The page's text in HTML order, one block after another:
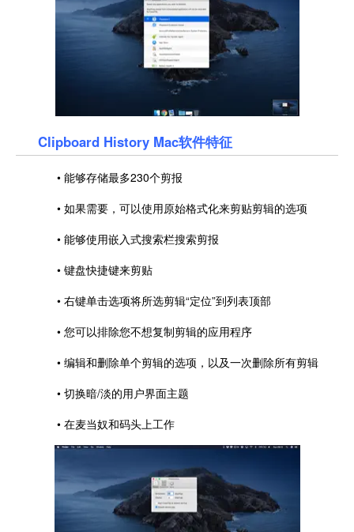
Clipboard History Mac软件特征
• 能够存储最多230个剪报
• 如果需要，可以使用原始格式化来剪贴剪辑的选项
• 能够使用嵌入式搜索栏搜索剪报
• 键盘快捷键来剪贴
• 右键单击选项将所选剪辑“定位”到列表顶部
• 您可以排除您不想复制剪辑的应用程序
• 编辑和删除单个剪辑的选项，以及一次删除所有剪辑
• 切换暗/淡的用户界面主题
• 在麦当奴和码头上工作